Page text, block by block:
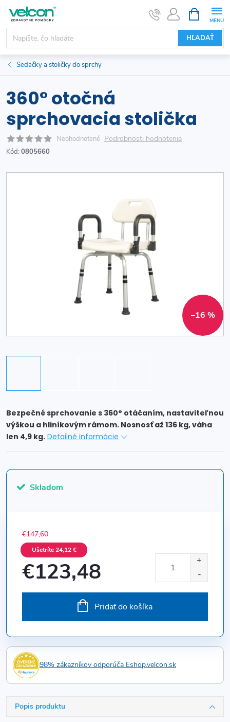
obsah
HĽADAŤ
KOŠÍK
Sedačky a stoličky do sprchy
360° otočná
sprchovacia stolička
Neohodnotené Podrobnosti hodnotenia
Kód: 0805660
–16 %
Bezpečné sprchovanie s 360° otáčaním, nastaviteľnou
výškou a hliníkovým rámom. Nosnosť až 136 kg, váha
len 4,9 kg. Detailné informácie
Skladom
€147,60
Ušetríte 24,12 €
€123,48
Pridať do košíka
98% zákazníkov odporúča Eshop.velcon.sk
Popis produktu